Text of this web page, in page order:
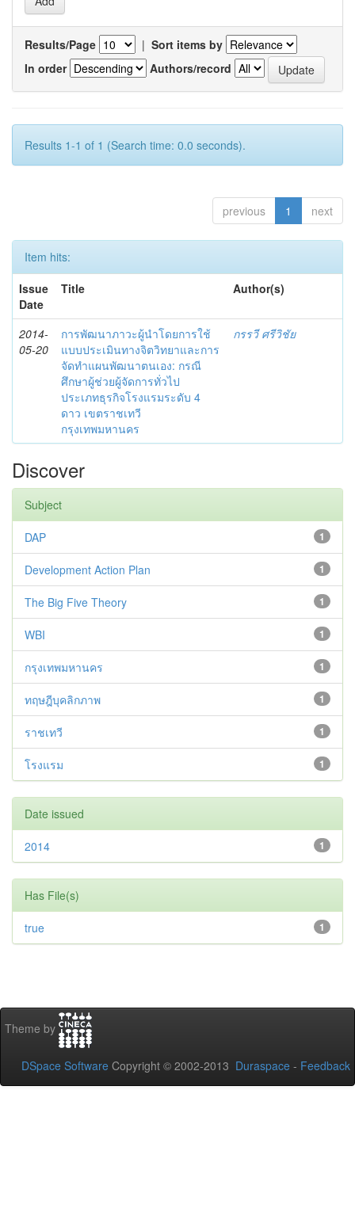
Results/Page | Sort items by
In order
Authors/record
Results 1-1 of 1 (Search time: 0.0 seconds).
previous 1 next
Item hits:
Issue
Date
Title Author(s)
2014-
05-20
การพัฒนาภาวะผู้นำโดยการใช้
แบบประเมินทางจิตวิทยาและการ
จัดทำแผนพัฒนาตนเอง: กรณี
ศึกษาผู้ช่วยผู้จัดการทั่วไป
ประเภทธุรกิจโรงแรมระดับ 4
ดาว เขตราชเทวี
กรุงเทพมหานคร
กรรวี ศรีวิชัย
Discover
Subject
1
DAP
1
Development Action Plan
1
The Big Five Theory
1
WBI
1
กรุงเทพมหานคร
1
ทฤษฎีบุคลิกภาพ
1
ราชเทวี
1
โรงแรม
Date issued
1
2014
Has File(s)
1
true
Theme by
DSpace Software Copyright © 2002-2013 Duraspace - Feedback